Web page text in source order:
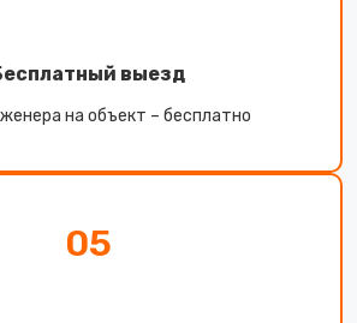
выезд
на объект – бесплатно
05